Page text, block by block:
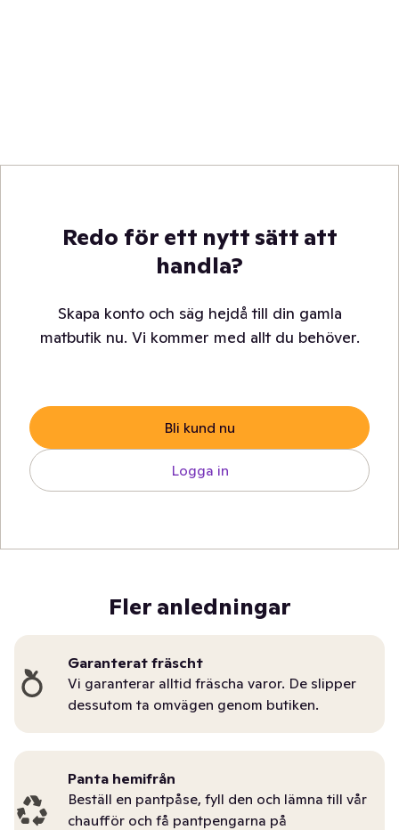
Redo för ett nytt sätt att
handla?
Skapa konto och säg hejdå till din gamla
matbutik nu. Vi kommer med allt du behöver.
Bli kund nu
Logga in
Fler anledningar
Garanterat fräscht
Vi garanterar alltid fräscha varor. De slipper
dessutom ta omvägen genom butiken.
Panta hemifrån
Beställ en pantpåse, fyll den och lämna till vår
chaufför och få pantpengarna på